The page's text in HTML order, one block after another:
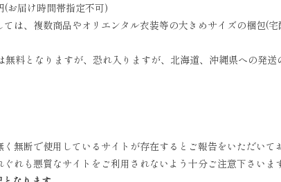
お届け時間帯指定不可)
は、複数商品やオリエンタル衣装等の大きめサイズの梱包(
料となりますが、恐れ入りますが、北海道、沖縄県への発
無断で使用しているサイトが存在するとご報告をいただい
れも悪質なサイトをご利用されないよう十分ご注意下さいま